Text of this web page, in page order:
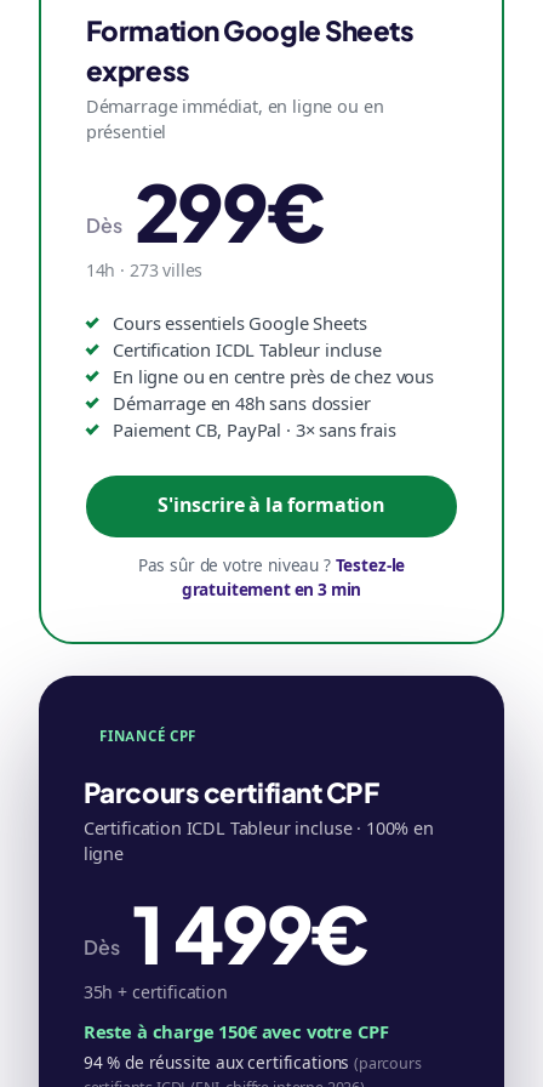
Formation Google Sheets
express
Démarrage immédiat, en ligne ou en
présentiel
Dès299€
14h · 273 villes
Cours essentiels Google Sheets
Certification ICDL Tableur incluse
En ligne ou en centre près de chez vous
Démarrage en 48h sans dossier
Paiement CB, PayPal · 3× sans frais
S'inscrire à la formation
Pas sûr de votre niveau ? Testez-le
gratuitement en 3 min
FINANCÉ CPF
Parcours certifiant CPF
Certification ICDL Tableur incluse · 100% en
ligne
Dès1 499€
35h + certification
Reste à charge 150€ avec votre CPF
94 % de réussite aux certifications(parcours